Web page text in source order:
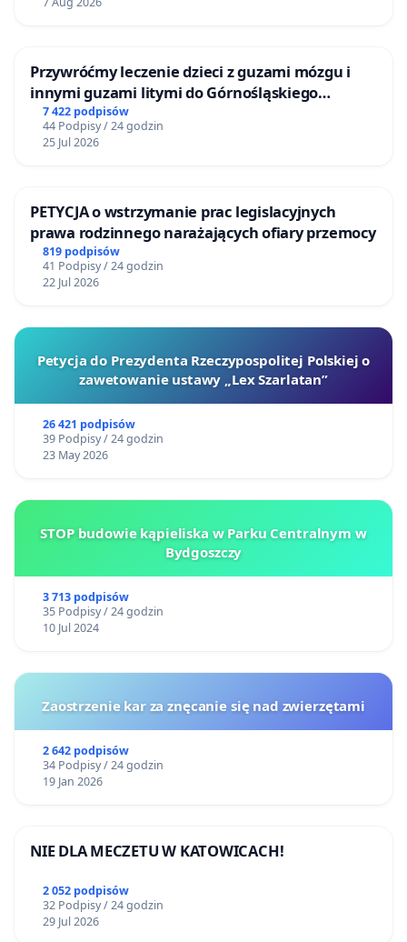
Przywróćmy leczenie dzieci z guzami mózgu i
innymi guzami litymi do Górnośląskiego
Centrum Zdrowia Dziecka w Katowicach
7 422 podpisów
44 Podpisy / 24 godzin
25 Jul 2026
PETYCJA o wstrzymanie prac legislacyjnych
prawa rodzinnego narażających ofiary przemocy
819 podpisów
41 Podpisy / 24 godzin
22 Jul 2026
Petycja do Prezydenta Rzeczypospolitej Polskiej o
zawetowanie ustawy „Lex Szarlatan”
26 421 podpisów
39 Podpisy / 24 godzin
23 May 2026
STOP budowie kąpieliska w Parku Centralnym w
Bydgoszczy
3 713 podpisów
35 Podpisy / 24 godzin
10 Jul 2024
Zaostrzenie kar za znęcanie się nad zwierzętami
2 642 podpisów
34 Podpisy / 24 godzin
19 Jan 2026
NIE DLA MECZETU W KATOWICACH!
2 052 podpisów
32 Podpisy / 24 godzin
29 Jul 2026